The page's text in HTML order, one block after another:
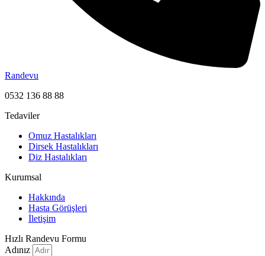
Randevu
0532 136 88 88
Tedaviler
Omuz Hastalıkları
Dirsek Hastalıkları
Diz Hastalıkları
Kurumsal
Hakkında
Hasta Görüşleri
İletişim
Hızlı Randevu Formu
Adınız